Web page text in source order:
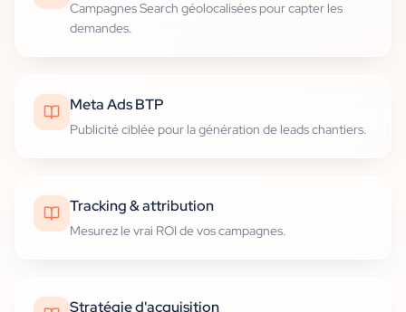
Campagnes Search géolocalisées pour capter les
demandes.
Meta Ads BTP
Publicité ciblée pour la génération de leads chantiers.
Tracking & attribution
Mesurez le vrai ROI de vos campagnes.
Stratégie d'acquisition